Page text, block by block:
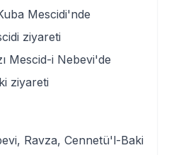
Mescidi'nde
ziyareti
Mescid-i Nebevi'de
ziyareti
Ravza, Cennetü'l-Baki